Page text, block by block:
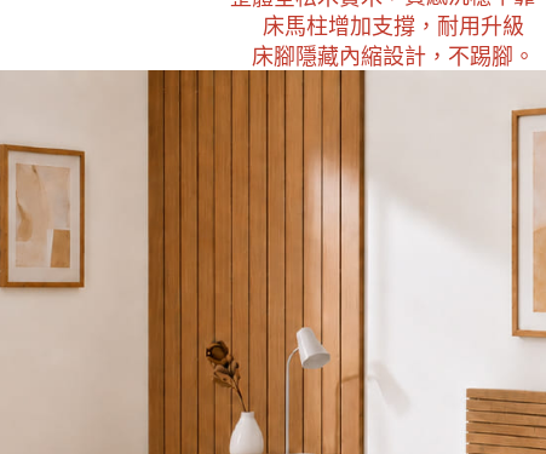
床馬柱增加支撐，耐用升級
床腳隱藏內縮設計，不踢腳。